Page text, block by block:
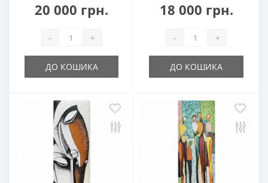
20 000 грн.
- +
ДО КОШИКА
18 000 грн.
- +
ДО КОШИКА